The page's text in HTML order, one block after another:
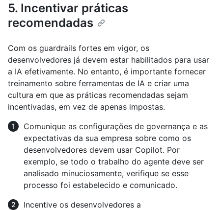
5. Incentivar práticas
recomendadas
Com os guardrails fortes em vigor, os
desenvolvedores já devem estar habilitados para usar
a IA efetivamente. No entanto, é importante fornecer
treinamento sobre ferramentas de IA e criar uma
cultura em que as práticas recomendadas sejam
incentivadas, em vez de apenas impostas.
Comunique as configurações de governança e as
expectativas da sua empresa sobre como os
desenvolvedores devem usar Copilot. Por
exemplo, se todo o trabalho do agente deve ser
analisado minuciosamente, verifique se esse
processo foi estabelecido e comunicado.
Incentive os desenvolvedores a